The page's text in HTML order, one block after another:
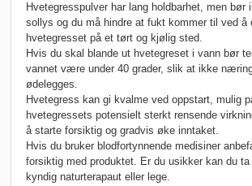
Hvetegresspulver har lang holdbarhet, men bør
sollys og du må hindre at fukt kommer til ved å
hvetegresset på et tørt og kjølig sted.
Hvis du skal blande ut hvetegreset i vann bør
vannet være under 40 grader, slik at ikke
ødelegges.
Hvetegress kan gi kvalme ved oppstart, mulig
hvetegressets potensielt sterkt rensende
å starte forsiktig og gradvis øke inntaket.
Hvis du bruker blodfortynnende medisiner
forsiktig med produktet. Er du usikker kan du
kyndig naturterapaut eller lege.